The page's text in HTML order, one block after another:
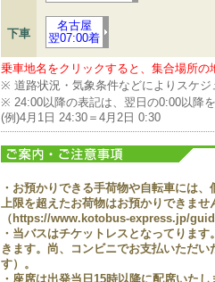
下車
名古屋
翌07:00着
乗車地名をクリックすると、集合場所の
※ 道路状況・気象条件などによりスケジ
※ 24:00以降の表記は、翌日の0:00以降
(例)4月1日 24:30＝4月2日 0:30
・お預かりできる手荷物や自転車には
上限を超えたお荷物はお預かりできませ
（https://www.kotobus-express.jp/
・当バスはチケットレスとなってりま
きます。尚、コンビニでお支払いただ
す）。
・座席は出発当日15時以降に配席いた